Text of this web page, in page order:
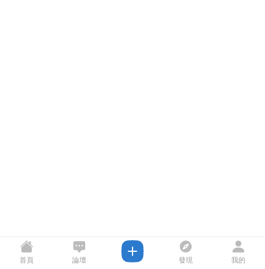
首頁 論壇 發現 我的